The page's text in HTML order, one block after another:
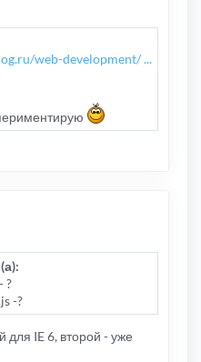
web-development/ ...
?
-?
для IE 6, второй - уже